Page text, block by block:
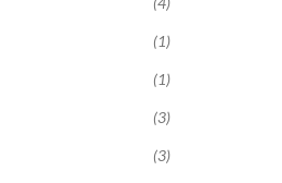
(1)
(1)
(3)
(3)